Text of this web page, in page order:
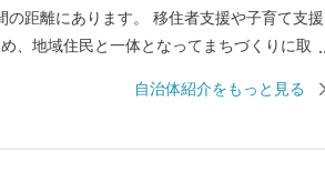
の距離にあります。 移住者支援や子育て支援
、地域住民と一体となってまちづくりに取り
グ」では、近畿エリア1位に選ばれました。 観
自治体紹介をもっと見る